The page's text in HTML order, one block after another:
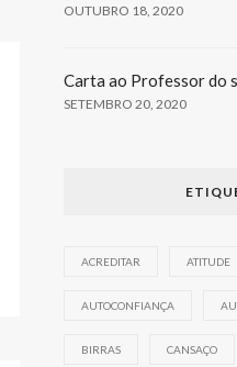
OUTUBRO 18, 2020
Carta ao Professor do
SETEMBRO 20, 2020
ACREDITAR ATITUDE
AUTOCONFIANÇA
BIRRAS CANSAÇO